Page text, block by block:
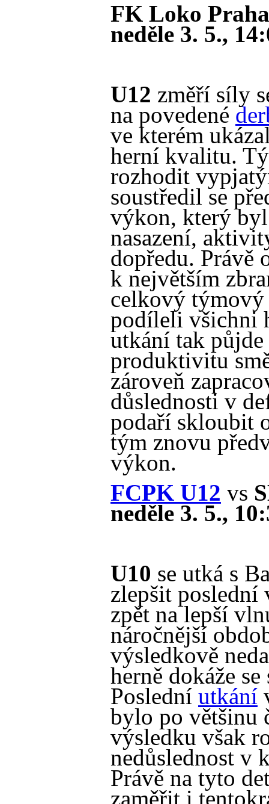
FK Loko
neděle 3. 5.,
U12 změří síly
na povedené
ve kterém
herní kvalitu.
rozhodit
soustředil se
výkon, který
nasazení,
dopředu. Právě
k největším
celkový týmový
podíleli všichni
utkání tak půjde
produktivitu
zároveň
důslednosti v
podaří skloubit
tým znovu
výkon.
FCPK U12 vs
neděle 3. 5.,
U10 se utká s
zlepšit poslední
zpět na lepší
náročnější
výsledkově
herně dokáže
Poslední utkání
bylo po většinu
výsledku však
nedůslednost v
Právě na tyto
zaměřit i